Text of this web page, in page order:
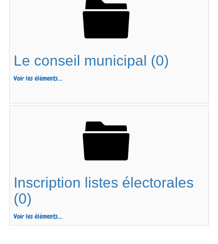
Le conseil municipal (0)
Voir les éléments...
Inscription listes électorales
(0)
Voir les éléments...